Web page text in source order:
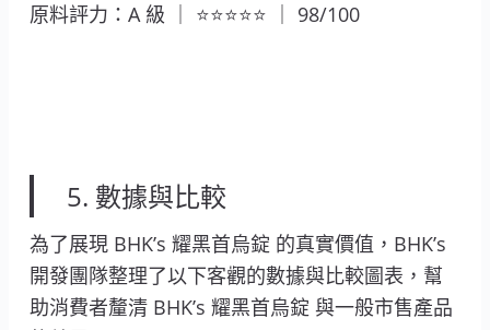
原料評力：A 級 ｜ ⭐⭐⭐⭐⭐ ｜ 98/100
5. 數據與比較
為了展現 BHK’s 耀黑首烏錠 的真實價值，BHK’s
開發團隊整理了以下客觀的數據與比較圖表，幫
助消費者釐清 BHK’s 耀黑首烏錠 與一般市售產品